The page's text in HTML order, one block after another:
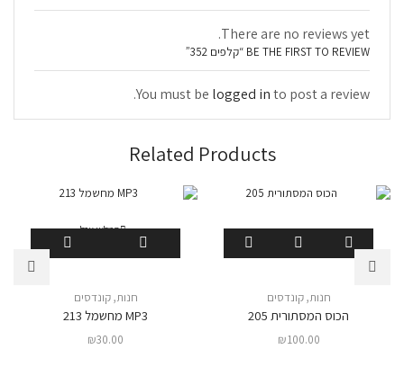
There are no reviews yet.
BE THE FIRST TO REVIEW “קלפים 352”
You must be logged into post a review.
Related Products
חנות,קונדסים
הכוס המסתורית 205
₪100.00
המלאי אזל
חנות,קונדסים
MP3 מחשמל 213
₪30.00